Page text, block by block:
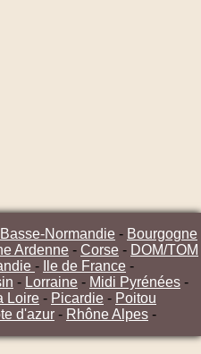
Basse-Normandie - Bourgogne
Ardenne - Corse - DOM/TOM
- Ile de France -
- Lorraine - Midi Pyrénées -
Loire - Picardie - Poitou
d'azur - Rhône Alpes -